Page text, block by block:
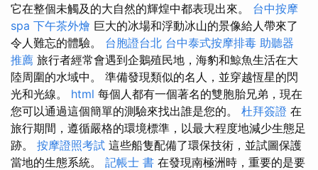
它在整個未觸及的大自然的輝煌中都表現出來。 台中按摩
spa 下午茶外燴 巨大的冰場和浮動冰山的景像給人帶來了
令人難忘的體驗。 台胞證台北 台中泰式按摩排毒 助聽器
推薦 旅行者經常會遇到企鵝殖民地，海豹和鯨魚生活在大
陸周圍的水域中。 準備發現類似的名人，並穿越恆星的閃
光和光線。 html 每個人都有一個著名的雙胞胎兄弟，現在
您可以通過這個簡單的測驗來找出誰是您的。 杜拜簽證 在
旅行期間，遵循嚴格的環境標準，以最大程度地減少生態足
跡。 按摩證照考試 這些船隻配備了環保技術，並試圖保護
當地的生態系統。 記帳士 書 在發現南極洲時，重要的是要